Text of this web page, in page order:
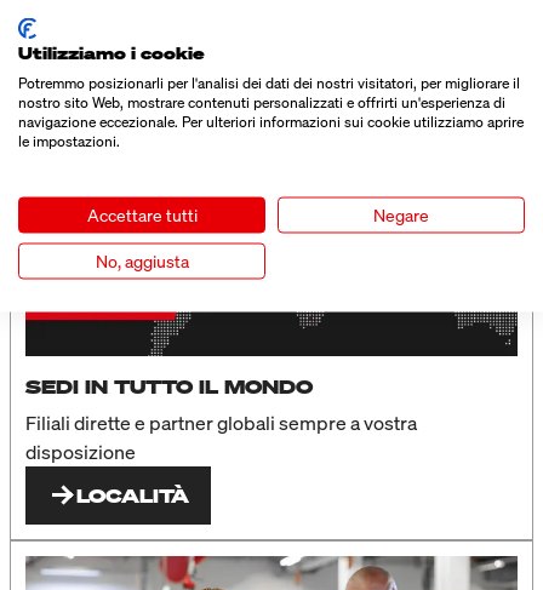
SEDI IN TUTTO IL MONDO
Filiali dirette e partner globali sempre a vostra
disposizione
LOCALITÀ
Utilizziamo i cookie
Potremmo posizionarli per l'analisi dei dati dei nostri visitatori, per migliorare il
nostro sito Web, mostrare contenuti personalizzati e offrirti un'esperienza di
navigazione eccezionale. Per ulteriori informazioni sui cookie utilizziamo aprire
le impostazioni.
Accettare tutti Negare
No, aggiusta